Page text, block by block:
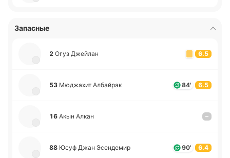
Запасные
2 Огуз Джей­лан 6.5
53 Мю­джа­хит Албай­рак 84' 6.5
16 Акын Алкан –
88 Юсуф Джан Эсе­нде­мир 90' 6.4